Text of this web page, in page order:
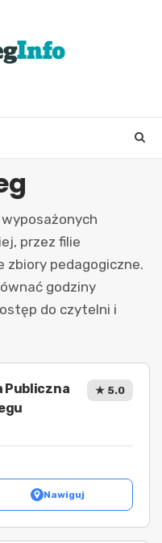
wyposażonych
przez filie
zbiory pedagogiczne.
godziny
do czytelni i
Publiczna
★ 5.0
Nawiguj